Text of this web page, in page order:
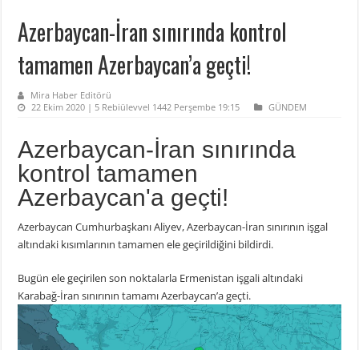
Azerbaycan-İran sınırında kontrol
tamamen Azerbaycan’a geçti!
Mira Haber Editörü
22 Ekim 2020 | 5 Rebiülevvel 1442 Perşembe 19:15
GÜNDEM
Azerbaycan-İran sınırında
kontrol tamamen
Azerbaycan'a geçti!
Azerbaycan Cumhurbaşkanı Aliyev, Azerbaycan-İran sınırının işgal
altındaki kısımlarının tamamen ele geçirildiğini bildirdi.
Bugün ele geçirilen son noktalarla Ermenistan işgali altındaki
Karabağ-İran sınırının tamamı Azerbaycan’a geçti.